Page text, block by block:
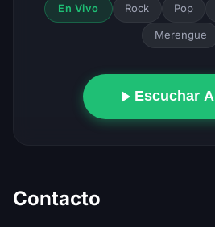
En Vivo Rock Pop
Merengue
Escuchar
Contacto